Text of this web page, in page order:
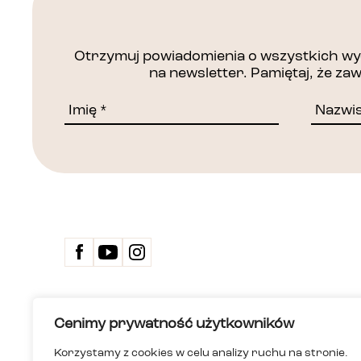
Cenimy prywatność użytkowników
Korzystamy z cookies w celu analizy ruchu na stronie.
Otrzymuj powiadomienia o wszystkich
na newsletter. Pamiętaj, że
Dom Spotkań z Historią
Wersja